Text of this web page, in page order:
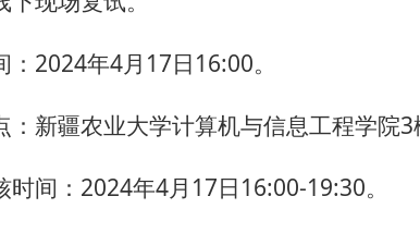
2024年4月17日16:00。
：新疆农业大学计算机与信息工程学院3
间：2024年4月17日16:00-19:30。